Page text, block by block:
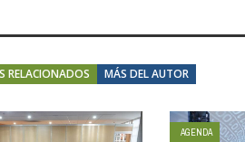
RELACIONADOS MÁS DEL AUTOR
AGENDA